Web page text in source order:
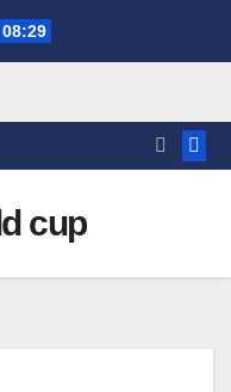
08:29
cup